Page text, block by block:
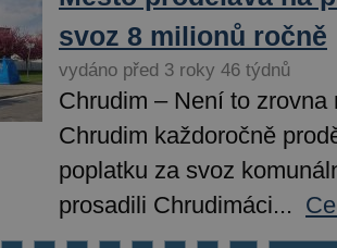
svoz 8 milionů ročně
vydáno před 3 roky 46 týdnů
Chrudim – Není to zrovna
Chrudim každoročně
poplatku za svoz
prosadili Chrudimáci...